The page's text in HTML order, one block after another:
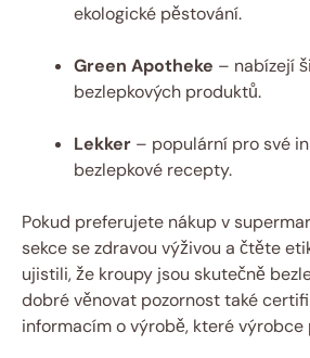
ekologické pěstování.
Green Apotheke – nabízejí
bezlepkových produktů.
Lekker – populární pro své
bezlepkové recepty.
Pokud preferujete nákup v
sekce se zdravou výživou a čtěte
ujistili, že kroupy jsou skutečně
dobré věnovat pozornost také
informacím o výrobě, které výrobce